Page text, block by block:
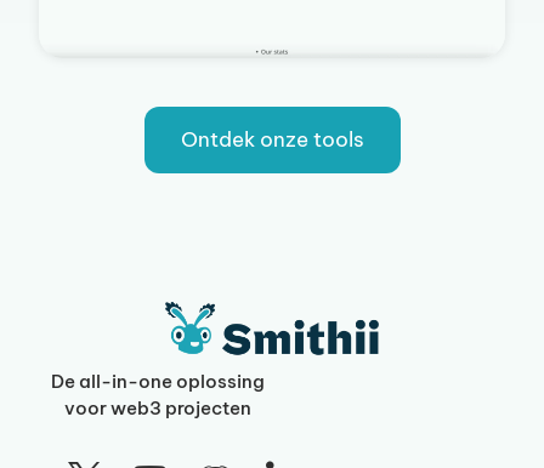
Ontdek onze tools
De all-in-one oplossing
voor web3 projecten